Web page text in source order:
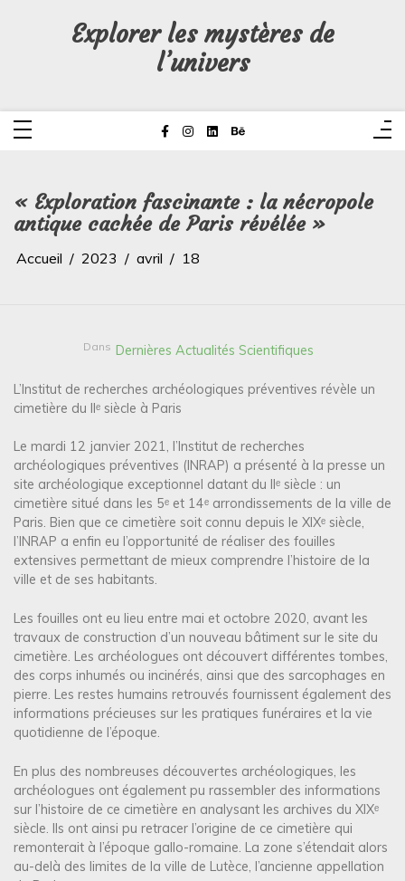
Explorer les mystères de
l’univers
« Exploration fascinante : la nécropole
antique cachée de Paris révélée »
Accueil 2023 avril 18
Dans Dernières Actualités Scientifiques
L’Institut de recherches archéologiques préventives révèle un
cimetière du IIᵉ siècle à Paris
Le mardi 12 janvier 2021, l’Institut de recherches
archéologiques préventives (INRAP) a présenté à la presse un
site archéologique exceptionnel datant du IIᵉ siècle : un
cimetière situé dans les 5ᵉ et 14ᵉ arrondissements de la ville de
Paris. Bien que ce cimetière soit connu depuis le XIXᵉ siècle,
l’INRAP a enfin eu l’opportunité de réaliser des fouilles
extensives permettant de mieux comprendre l’histoire de la
ville et de ses habitants.
Les fouilles ont eu lieu entre mai et octobre 2020, avant les
travaux de construction d’un nouveau bâtiment sur le site du
cimetière. Les archéologues ont découvert différentes tombes,
des corps inhumés ou incinérés, ainsi que des sarcophages en
pierre. Les restes humains retrouvés fournissent également des
informations précieuses sur les pratiques funéraires et la vie
quotidienne de l’époque.
En plus des nombreuses découvertes archéologiques, les
archéologues ont également pu rassembler des informations
sur l’histoire de ce cimetière en analysant les archives du XIXᵉ
siècle. Ils ont ainsi pu retracer l’origine de ce cimetière qui
remonterait à l’époque gallo-romaine. La zone s’étendait alors
au-delà des limites de la ville de Lutèce, l’ancienne appellation